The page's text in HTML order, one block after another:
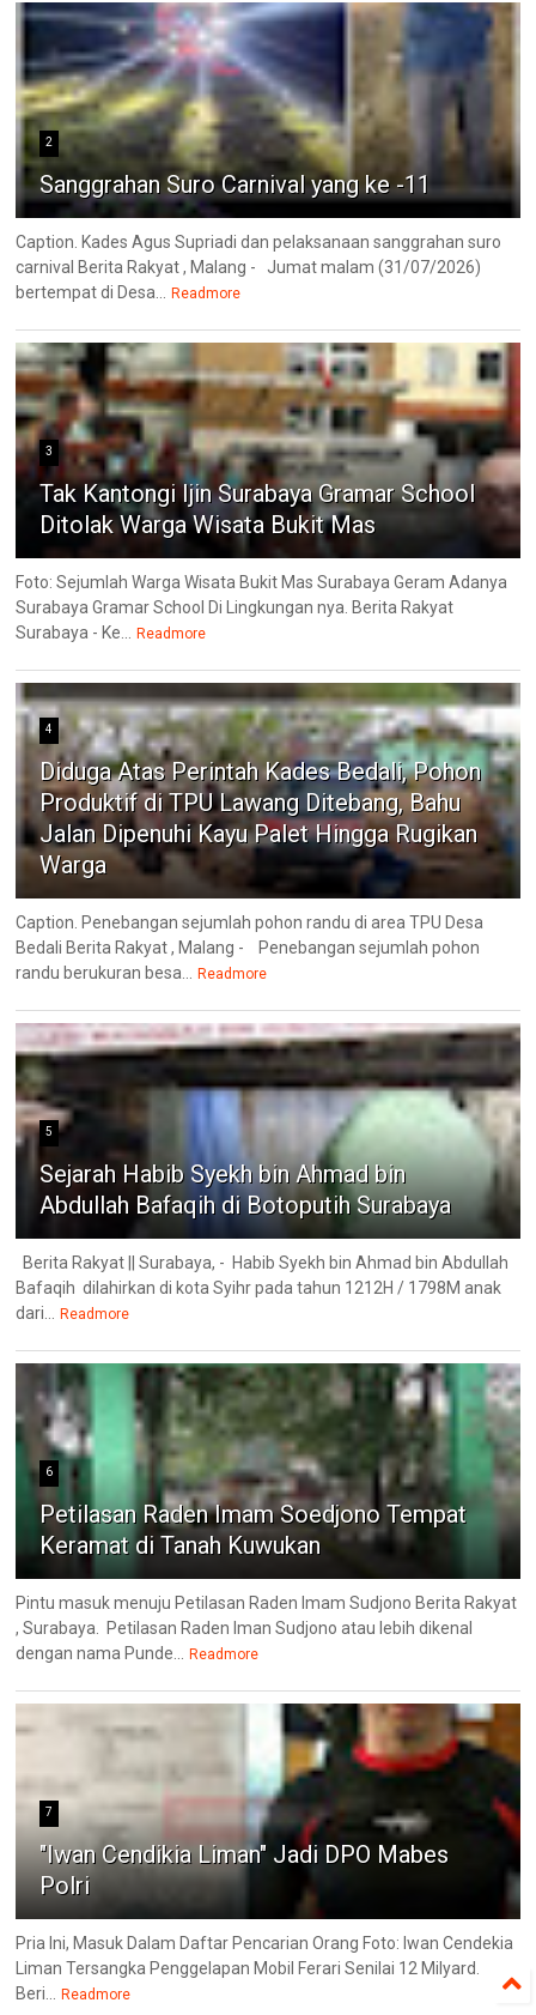
2
Sanggrahan Suro Carnival yang ke -11
Caption. Kades Agus Supriadi dan pelaksanaan sanggrahan suro
carnival Berita Rakyat , Malang - Jumat malam (31/07/2026)
bertempat di Desa...
Readmore
3
Tak Kantongi Ijin Surabaya Gramar School
Ditolak Warga Wisata Bukit Mas
Foto: Sejumlah Warga Wisata Bukit Mas Surabaya Geram Adanya
Surabaya Gramar School Di Lingkungan nya. Berita Rakyat
Surabaya - Ke...
Readmore
4
Diduga Atas Perintah Kades Bedali, Pohon
Produktif di TPU Lawang Ditebang, Bahu
Jalan Dipenuhi Kayu Palet Hingga Rugikan
Warga
Caption. Penebangan sejumlah pohon randu di area TPU Desa
Bedali Berita Rakyat , Malang - Penebangan sejumlah pohon
randu berukuran besa...
Readmore
5
Sejarah Habib Syekh bin Ahmad bin
Abdullah Bafaqih di Botoputih Surabaya
Berita Rakyat || Surabaya, - Habib Syekh bin Ahmad bin Abdullah
Bafaqih dilahirkan di kota Syihr pada tahun 1212H / 1798M anak
dari...
Readmore
6
Petilasan Raden Imam Soedjono Tempat
Keramat di Tanah Kuwukan
Pintu masuk menuju Petilasan Raden Imam Sudjono Berita Rakyat
, Surabaya. Petilasan Raden Iman Sudjono atau lebih dikenal
dengan nama Punde...
Readmore
7
"Iwan Cendikia Liman" Jadi DPO Mabes
Polri
Pria Ini, Masuk Dalam Daftar Pencarian Orang Foto: Iwan Cendekia
Liman Tersangka Penggelapan Mobil Ferari Senilai 12 Milyard.
Beri...
Readmore